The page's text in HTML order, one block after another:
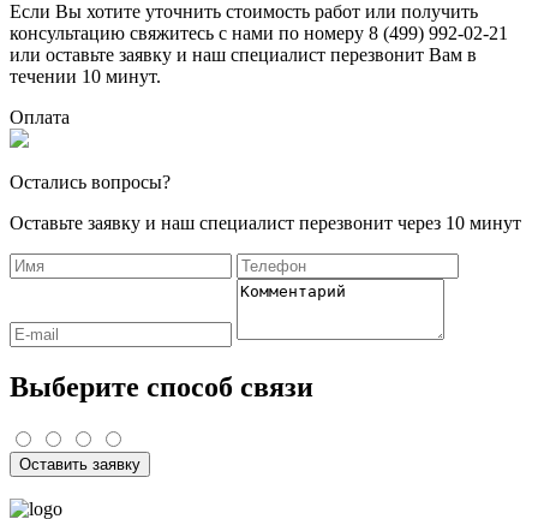
Если Вы хотите уточнить стоимость работ или получить
консультацию свяжитесь с нами по номеру 8 (499) 992-02-21
или оставьте заявку и наш специалист перезвонит Вам в
течении 10 минут.
Оплата
Остались вопросы?
Оставьте заявку и наш специалист перезвонит через 10 минут
Выберите способ связи
Оставить заявку